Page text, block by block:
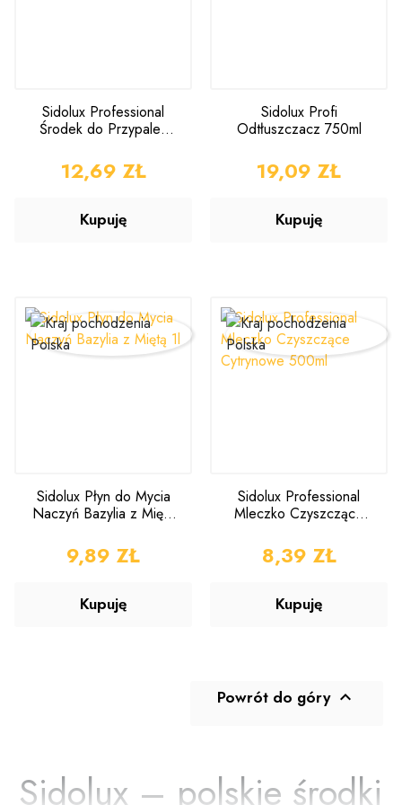
Sidolux Professional
Środek do Przypaleń
CENA
12,69 ZŁ
Kupuję
Sidolux Profi
Odtłuszczacz 750ml
CENA
19,09 ZŁ
Kupuję
Sidolux Płyn do Mycia
Naczyń Bazylia z Miętą
CENA
9,89 ZŁ
Kupuję
Sidolux Professional
Mleczko Czyszczące
CENA
8,39 ZŁ
Kupuję
Powrót do góry 
Sidolux – polskie środki